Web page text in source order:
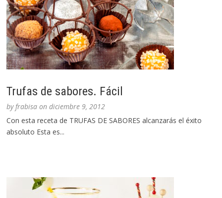
Trufas de sabores. Fácil
byfrabisa ondiciembre 9, 2012
Con esta receta de TRUFAS DE SABORES alcanzarás el éxito
absoluto Esta es...